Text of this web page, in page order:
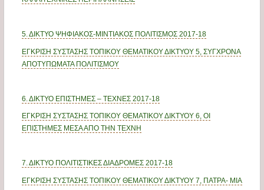
5. ΔΙΚΤΥΟ ΨΗΦΙΑΚΟΣ-ΜΙΝΤΙΑΚΟΣ ΠΟΛΙΤΙΣΜΟΣ 2017-18
ΕΓΚΡΙΣΗ ΣΥΣΤΑΣΗΣ ΤΟΠΙΚΟΥ ΘΕΜΑΤΙΚΟΥ ΔΙΚΤΥΟΥ 5, ΣΥΓΧΡΟΝΑ
ΑΠΟΤΥΠΩΜΑΤΑ ΠΟΛΙΤΙΣΜΟΥ
6. ΔΙΚΤΥΟ ΕΠΙΣΤΗΜΕΣ – ΤΕΧΝΕΣ 2017-18
ΕΓΚΡΙΣΗ ΣΥΣΤΑΣΗΣ ΤΟΠΙΚΟΥ ΘΕΜΑΤΙΚΟΥ ΔΙΚΤΥΟΥ 6, ΟΙ
ΕΠΙΣΤΗΜΕΣ ΜΕΣΑ ΑΠΟ ΤΗΝ ΤΕΧΝΗ
7. ΔΙΚΤΥΟ ΠΟΛΙΤΙΣΤΙΚΕΣ ΔΙΑΔΡΟΜΕΣ 2017-18
ΕΓΚΡΙΣΗ ΣΥΣΤΑΣΗΣ ΤΟΠΙΚΟΥ ΘΕΜΑΤΙΚΟΥ ΔΙΚΤΥΟΥ 7, ΠΑΤΡΑ- ΜΙΑ